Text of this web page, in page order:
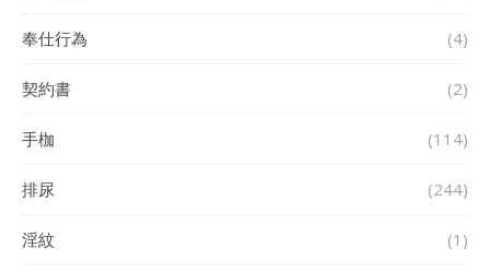
奉仕行為 (4)
契約書 (2)
手枷 (114)
排尿 (244)
淫紋 (1)